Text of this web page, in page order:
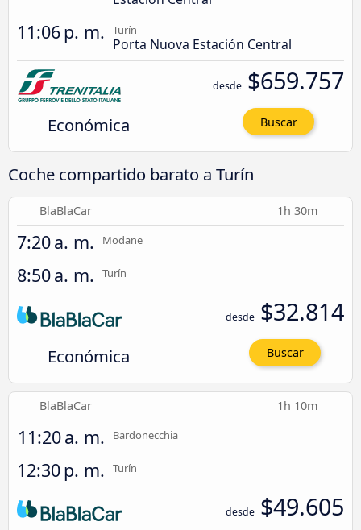
11:06 p. m. Turín
Porta Nuova Estación Central
Económica
desde $659.757
Buscar
Coche compartido barato a Turín
BlaBlaCar 1h 30m
7:20 a. m. Modane
8:50 a. m. Turín
Económica
desde $32.814
Buscar
BlaBlaCar 1h 10m
11:20 a. m. Bardonecchia
12:30 p. m. Turín
desde $49.605